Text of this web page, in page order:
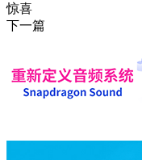
惊喜
下一篇